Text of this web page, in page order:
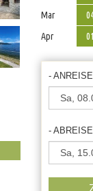
Mar
Apr
01
-
-